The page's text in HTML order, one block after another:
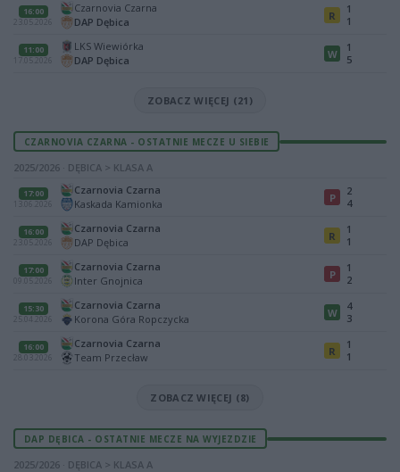
16:00
23.05.2026
Czarnovia Czarna
DAP Dębica
R
1
1
11:00
17.05.2026
LKS Wiewiórka
DAP Dębica
W
1
5
ZOBACZ WIĘCEJ (21)
CZARNOVIA CZARNA - OSTATNIE MECZE U SIEBIE
2025/2026 · DĘBICA > KLASA A
17:00
13.06.2026
Czarnovia Czarna
Kaskada Kamionka
P
2
4
16:00
23.05.2026
Czarnovia Czarna
DAP Dębica
R
1
1
17:00
09.05.2026
Czarnovia Czarna
Inter Gnojnica
P
1
2
15:30
25.04.2026
Czarnovia Czarna
Korona Góra Ropczycka
W
4
3
16:00
28.03.2026
Czarnovia Czarna
Team Przecław
R
1
1
ZOBACZ WIĘCEJ (8)
DAP DĘBICA - OSTATNIE MECZE NA WYJEZDZIE
2025/2026 · DĘBICA > KLASA A